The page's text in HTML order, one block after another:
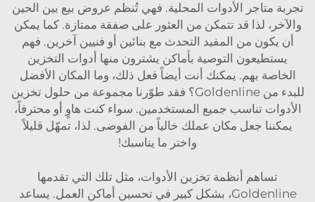
تجربة متاجر الأدوات المحلية. فهي تُنظم عروض بيع بين الحين
والآخر، لذا قد تتمكن من العثور على صفقة ممتازة. كما يمكن
أن يكون من المفيد التحدث مع بنائين أو فنيين آخرين. فهم
يستطيعون التوصية بأماكن يشترون منها أدوات التخزين
الخاصة بهم. يمكنك أنت أيضاً فعل ذلك، وما المكان الأفضل
للبدء من Goldenline؟ فقد طوّرنا مجموعة من حلول تخزين
الأدوات تناسب جميع المستخدمين. سواء كنت هاوٍ أو محترفاً،
يمكننا جعل مكان عملك خالياً من الفوضى. لذا، تمهّل قليلاً
واختر ما يناسبك!
تساهم أنظمة تخزين الأدوات، مثل تلك التي تقدمها
Goldenline، بشكل كبير في تحسين أماكن العمل. يساعد